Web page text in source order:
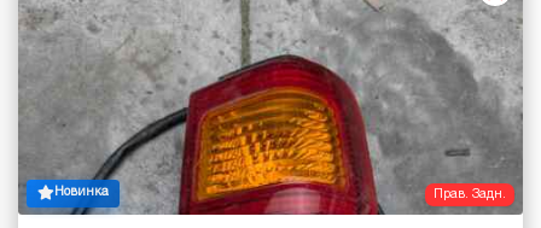
Прав. Задн.
Новинка